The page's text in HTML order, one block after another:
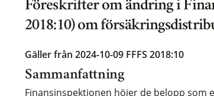
Föreskrifter om ändring i
2018:10) om
Gäller från 2024-10-09 FFFS 2018:10
Sammanfattning
Finansinspektionen höjer de belopp som